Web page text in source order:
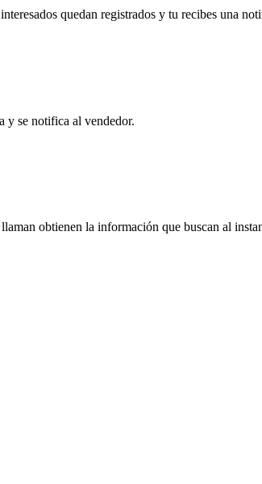
quedan registrados y tu recibes una
y se notifica al vendedor.
obtienen la información que buscan al